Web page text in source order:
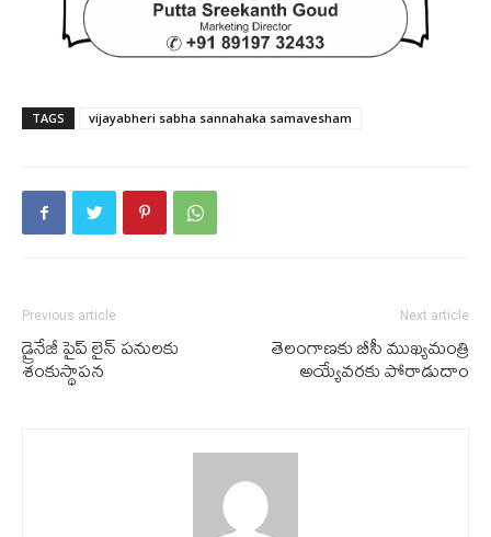
TAGS vijayabheri sabha sannahaka samavesham
Previous article
డ్రైనేజీ పైప్ లైన్ పనులకు
శంకుస్థాపన
Next article
తెలంగాణకు బీసీ ముఖ్యమంత్రి
అయ్యేవరకు పోరాడుదాం